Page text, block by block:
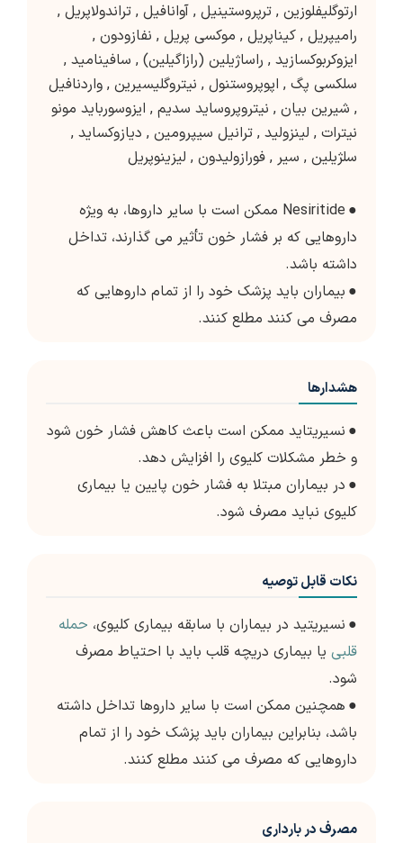
ارتوگلیفلوزین , ترپروستینیل , آوانافیل , تراندولاپریل ,
رامیپریل , کیناپریل , موکسی پریل , نفازودون ,
ایزوکربوکسازید , راساژیلین (رازاگیلین) , سافینامید ,
سلکسی پگ , اپوپروستنول , نیتروگلیسیرین , واردنافیل
, شیرین بیان , نیتروپروساید سدیم , ایزوسورباید مونو
نیترات , لینزولید , ترانیل سیپرومین , دیازوکساید ,
سلژیلین , سیر , فورازولیدون , لیزینوپریل
●
Nesiritide ممکن است با سایر داروها، به ویژه
داروهایی که بر فشار خون تأثیر می گذارند، تداخل
داشته باشد.
● بیماران باید پزشک خود را از تمام داروهایی که
مصرف می کنند مطلع کنند.
هشدارها
● نسیریتاید ممکن است باعث کاهش فشار خون شود
و خطر مشکلات کلیوی را افزایش دهد.
● در بیماران مبتلا به فشار خون پایین یا بیماری
کلیوی نباید مصرف شود.
نکات قابل توصیه
● نسیریتید در بیماران با سابقه بیماری کلیوی، حمله
قلبی یا بیماری دریچه قلب باید با احتیاط مصرف
شود.
● همچنین ممکن است با سایر داروها تداخل داشته
باشد، بنابراین بیماران باید پزشک خود را از تمام
داروهایی که مصرف می کنند مطلع کنند.
مصرف در بارداری